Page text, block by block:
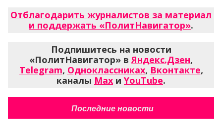
Отблагодарить журналистов за материал
и поддержать «ПолитНавигатор».
Подпишитесь на новости
«ПолитНавигатор» вЯндекс.Дзен,
Telegram, Одноклассниках, Вконтакте,
каналы Max и YouTube.
Последние новости